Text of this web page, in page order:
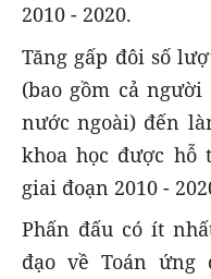
2010 - 2020.
Tăng gấp đôi số
(bao gồm cả
nước ngoài) đến
khoa học được hỗ
giai đoạn 2010 -
Phấn đấu có ít
đạo về Toán ứng